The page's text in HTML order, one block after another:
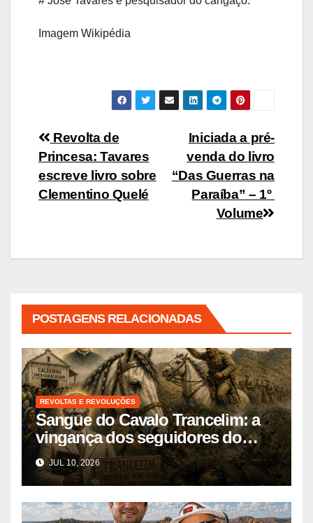
Imagem Wikipédia
Navegação
de
Post
Iniciada a pré-
venda do livro
“Das Guerras na
Paraíba” – 1º
Volume
Revolta de
Princesa: Tavares
escreve livro sobre
Clementino Quelé
POSTAGENS RELACIONADAS
REVOLTAS E REVOLUÇÕES
Sangue do Cavalo Trancelim: a
vingança dos seguidores do
beato José Lourenço
JUL 10, 2026